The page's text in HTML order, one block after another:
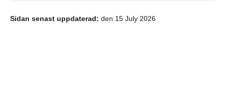
Sidan senast uppdaterad: den 15 July 2026